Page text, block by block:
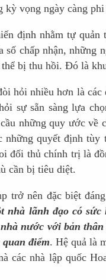
kỳ vọng ngày càng
định nhằm tự
số chấp nhận,
bị thu hồi. Đó là
hỏi nhiều hơn là
sự sẵn sàng lựa
những quy ước
những quyết định
đối thủ chính trị là
cần bị tiêu diệt.
trở nên đặc biệt
nhà lãnh đạo có
nước với bản thân
điểm. Hệ quả là
các nhà lập quốc